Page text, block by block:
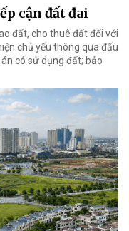
cận đất đai
đất, cho thuê đất đối với
chủ yếu thông qua đấu
có sử dụng đất; bảo